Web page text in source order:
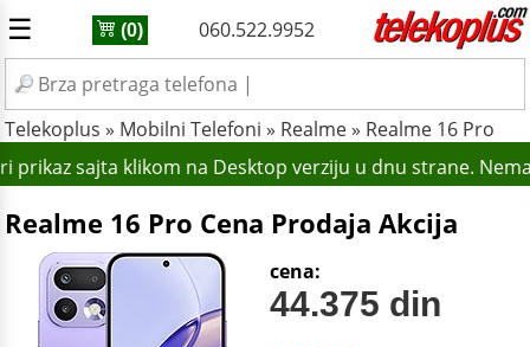
☰ (0) 060.522.9952
Telekoplus » Mobilni Telefoni » Realme» Realme 16 Pro
sajta klikom na Desktop verziju u dnu strane.
Realme 16 Pro Cena Prodaja Akcija
cena:
44.375 din